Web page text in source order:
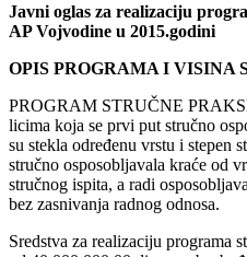
Javni oglas za realizaciju
AP Vojvodine u 2015.godini
OPIS PROGRAMA I VISINA
PROGRAM STRUČNE
licima koja se prvi put stručno
su stekla određenu vrstu i stepen
stručno osposobljavala kraće od
stručnog ispita, a radi
bez zasnivanja radnog odnosa.
Sredstva za realizaciju programa